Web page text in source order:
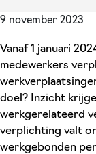
9 november 2023
Vanaf 1 januari
medewerkers
doel? Inzicht
werkgerelateerd
verplichting valt
werkgebonden